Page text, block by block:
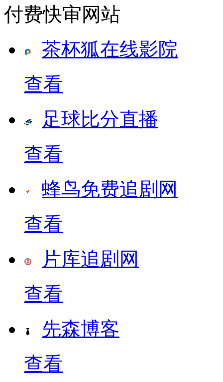
付费快审网站
茶杯狐在线影院
查看
足球比分直播
查看
蜂鸟免费追剧网
查看
片库追剧网
查看
先森博客
查看